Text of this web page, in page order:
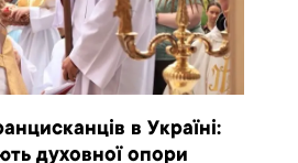
в Україні:
духовної опори